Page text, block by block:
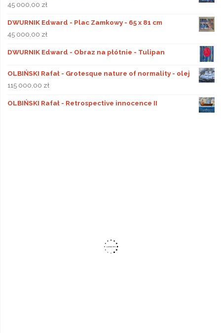
45 000,00 zł
DWURNIK Edward - Plac Zamkowy - 65 x 81 cm
45 000,00 zł
DWURNIK Edward - Obraz na płótnie - Tulipan
OLBIŃSKI Rafał - Grotesque nature of normality - olej
115 000,00 zł
OLBIŃSKI Rafał - Retrospective innocence II